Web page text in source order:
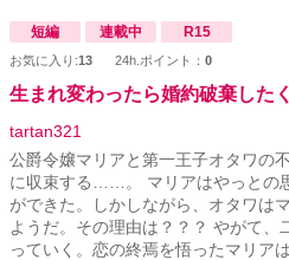
短編 連載中 R15
お気に入り:13 24h.ポイント： 0
生まれ変わったら婚約破棄した
tartan321
公爵令嬢マリアと第一王子オタワの
に収束する……。 マリアはやっとの
ができた。しかしながら、オタワは
ようだ。その理由は？？？ やがて、
っていく。恋の終焉を悟ったマリア